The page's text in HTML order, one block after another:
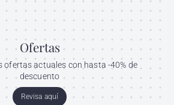
Ofertas
ofertas actuales con hasta -40% de
descuento
Revisa aquí